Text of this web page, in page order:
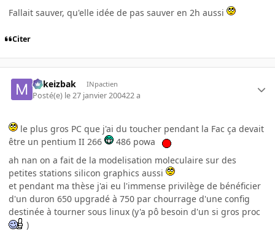
Fallait sauver, qu'elle idée de pas sauver en 2h aussi
Citer
Mikeizbak INpactien
Posté(e) le 27 janvier 200422 a
le plus gros PC que j'ai du toucher pendant la Fac ça devait
être un pentium II 266
486 powa
ah nan on a fait de la modelisation moleculaire sur des
petites stations silicon graphics aussi
et pendant ma thèse j'ai eu l'immense privilège de bénéficier
d'un duron 650 upgradé à 750 par chourrage d'une config
destinée à tourner sous linux (y'a pô besoin d'un si gros proc
)